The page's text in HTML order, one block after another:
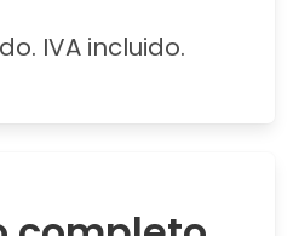
IVA incluido.